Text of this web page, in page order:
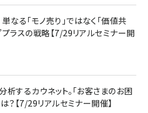
なる「モノ売り」ではなく「価値共
ラスの戦略【7/29リアルセミナー開
するカウネット。「お客さまのお困
？【7/29リアルセミナー開催】